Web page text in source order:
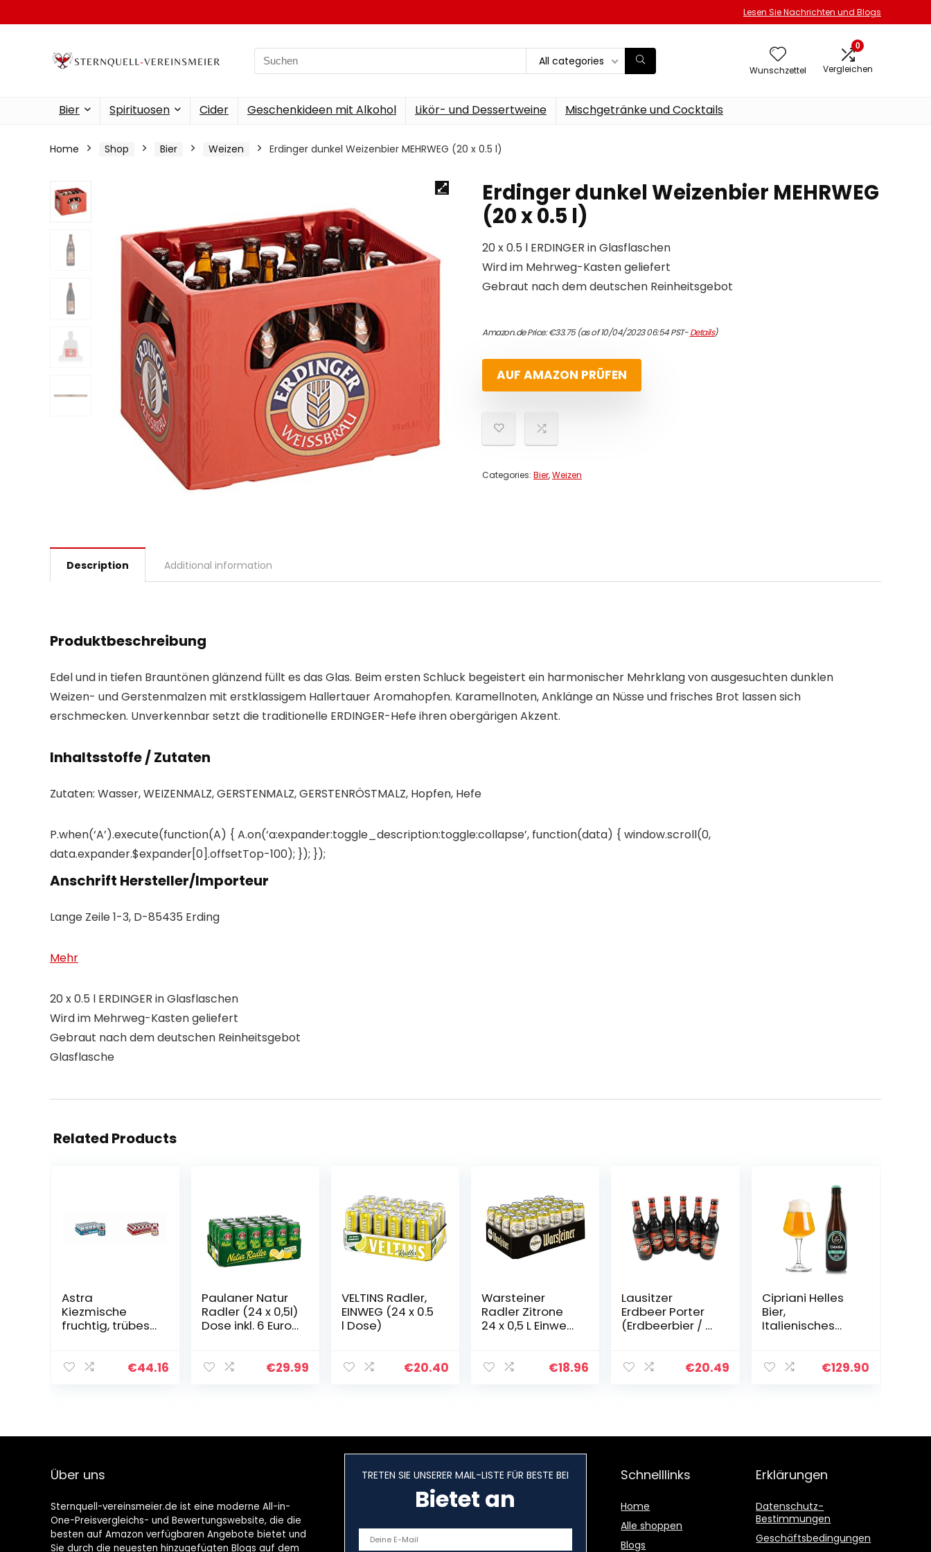
Lesen Sie Nachrichten und Blogs
Search
for:
All categories
Wunschzettel
0
Vergleichen
Bier Spirituosen Cider Geschenkideen mit Alkohol Likör- und Dessertweine Mischgetränke und Cocktails
Home Shop Bier Weizen Erdinger dunkel Weizenbier MEHRWEG (20 x 0.5 l)
Erdinger dunkel Weizenbier MEHRWEG
(20 x 0.5 l)
20 x 0.5 l ERDINGER in Glasflaschen
Wird im Mehrweg-Kasten geliefert
Gebraut nach dem deutschen Reinheitsgebot
Amazon.de Price:€33.75(as of 10/04/2023 06:54 PST-Details)
AUF AMAZON PRÜFEN
Categories: Bier,Weizen
Description Additional information
Produktbeschreibung
Edel und in tiefen Brauntönen glänzend füllt es das Glas. Beim ersten Schluck begeistert ein harmonischer Mehrklang von ausgesuchten dunklen
Weizen- und Gerstenmalzen mit erstklassigem Hallertauer Aromahopfen. Karamellnoten, Anklänge an Nüsse und frisches Brot lassen sich
erschmecken. Unverkennbar setzt die traditionelle ERDINGER-Hefe ihren obergärigen Akzent.
Inhaltsstoffe / Zutaten
Zutaten: Wasser, WEIZENMALZ, GERSTENMALZ, GERSTENRÖSTMALZ, Hopfen, Hefe
P.when(‘A’).execute(function(A) { A.on(‘a:expander:toggle_description:toggle:collapse’, function(data) { window.scroll(0,
data.expander.$expander[0].offsetTop-100); }); });
Anschrift Hersteller/Importeur
Lange Zeile 1-3, D-85435 Erding
Mehr
20 x 0.5 l ERDINGER in Glasflaschen
Wird im Mehrweg-Kasten geliefert
Gebraut nach dem deutschen Reinheitsgebot
Glasflasche
Related Products
Astra
Kiezmische
fruchtig, trübes
Einweg (24 X
€44.16
Paulaner Natur
Radler (24 x 0,5l)
Dose inkl. 6 Euro
Erfrischung €29.99
VELTINS Radler,
EINWEG (24 x 0.5
l Dose)
€20.40
Warsteiner
Radler Zitrone
24 x 0,5 L Einweg
Biermischgeträn
€18.96
Lausitzer
Erdbeer Porter
(Erdbeerbier / 6
Mehrweg
€20.49
Cipriani Helles
Bier,
Italienisches
€129.90
Über uns
Sternquell-vereinsmeier.de ist eine moderne All-in-
One-Preisvergleichs- und Bewertungswebsite, die die
besten auf Amazon verfügbaren Angebote bietet und
Sie durch die neuesten hinzugefügten Blogs auf dem
TRETEN SIE UNSERER MAIL-LISTE FÜR BESTE BEI
Bietet an
Schnelllinks
Home
Alle shoppen
Blogs
Erklärungen
Datenschutz-
Bestimmungen
Geschäftsbedingungen